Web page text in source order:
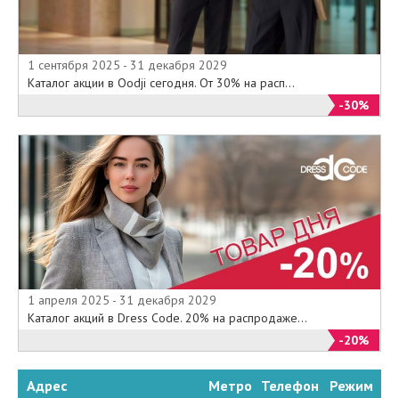
1 сентября 2025 - 31 декабря 2029
Каталог акции в Oodji сегодня. От 30% на расп...
-30%
1 апреля 2025 - 31 декабря 2029
Каталог акций в Dress Code. 20% на распродаже...
-20%
Адрес Метро Телефон
Режим